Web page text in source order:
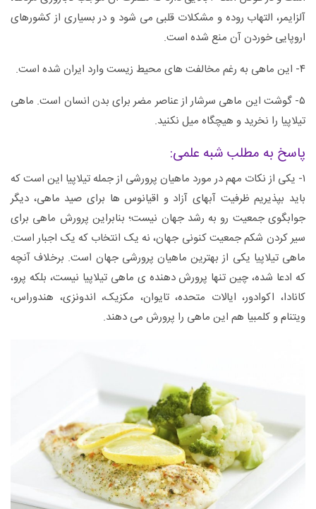
آلزایمر، التهاب روده و مشکلات قلبی می شود و در بسیاری از کشورهای
اروپایی خوردن آن منع شده است.
۴- این ماهی به رغم مخالفت های محیط زیست وارد ایران شده است.
۵- گوشت این ماهى سرشار از عناصر مضر براى بدن انسان است. ماهی
تیلاپیا را نخرید و هیچگاه میل نکنید.
پاسخ به مطلب شبه علمی:
۱- یکی از نکات مهم در مورد ماهیان پرورشی از جمله تیلاپیا این است که
باید بپذیریم ظرفیت آبهای آزاد و اقیانوس ها برای صید ماهی، دیگر
جوابگوی جمعیت رو به رشد جهان نیست؛ بنابراین پرورش ماهی برای
سیر کردن شکم جمعیت کنونی جهان، نه یک انتخاب که یک اجبار است.
ماهی تیلاپیا یکی از بهترین ماهیان پرورشی جهان است. برخلاف آنچه
که ادعا شده، چین تنها پرورش دهنده ی ماهی تیلاپیا نیست، بلکه پرو،
کانادا، اکوادور، ایالات متحده، تایوان، مکزیک، اندونزی، هندوراس،
ویتنام و کلمبیا هم این ماهی را پرورش می دهند.